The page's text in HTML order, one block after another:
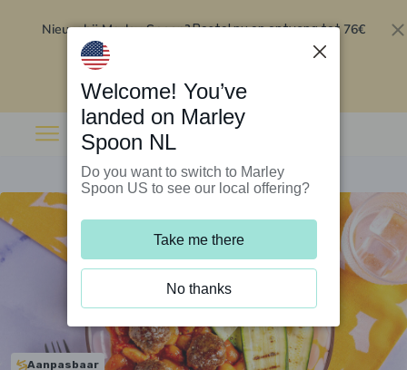
Nieuw bij Marley Spoon?Bestel nu en ontvang tot 76€
Aanpasbaar
Welcome! You’ve
landed on Marley
Spoon NL
Do you want to switch to Marley
Spoon US to see our local offering?
Take me there
No thanks